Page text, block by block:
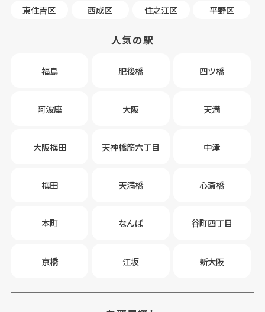
東住吉区
西成区 住之江区 平野区
人気の駅
福島 肥後橋 四ツ橋
阿波座 大阪 天満
大阪梅田 天神橋筋六丁目 中津
梅田 天満橋 心斎橋
本町 なんば 谷町四丁目
京橋 江坂 新大阪